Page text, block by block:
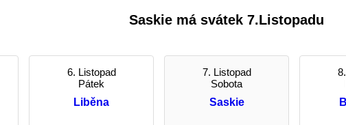
Saskie má svátek 7.Listopadu
6. Listopad
Pátek
Liběna
7. Listopad
Sobota
Saskie